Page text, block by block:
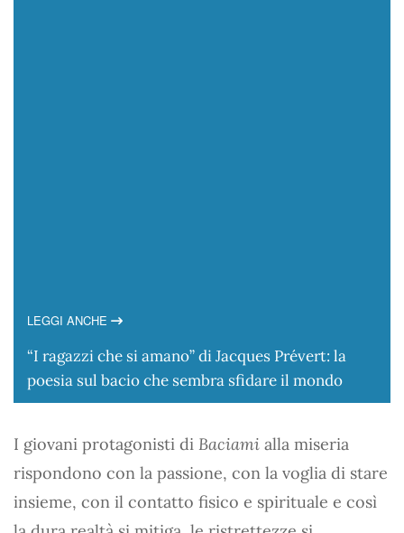
LEGGI ANCHE
“I ragazzi che si amano” di Jacques Prévert: la
poesia sul bacio che sembra sfidare il mondo
I giovani protagonisti di Baciami alla miseria
rispondono con la passione, con la voglia di stare
insieme, con il contatto fisico e spirituale e così